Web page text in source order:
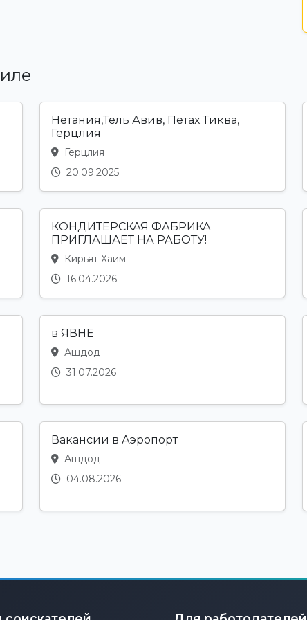
Нетания,Тель Авив, Петах Тиква,
Герцлия
Герцлия
20.09.2025
КОНДИТЕРСКАЯ ФАБРИКА
ПРИГЛАШАЕТ НА РАБОТУ!
Кирьят Хаим
16.04.2026
в ЯВНЕ
Ашдод
31.07.2026
Вакансии в Аэропорт
Ашдод
04.08.2026